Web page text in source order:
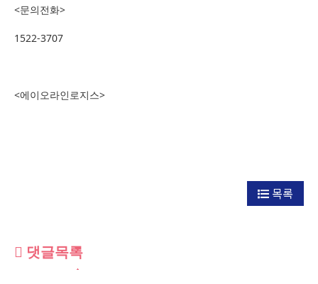
<문의전화>
1522-3707
<에이오라인로지스>
목록
댓글목록